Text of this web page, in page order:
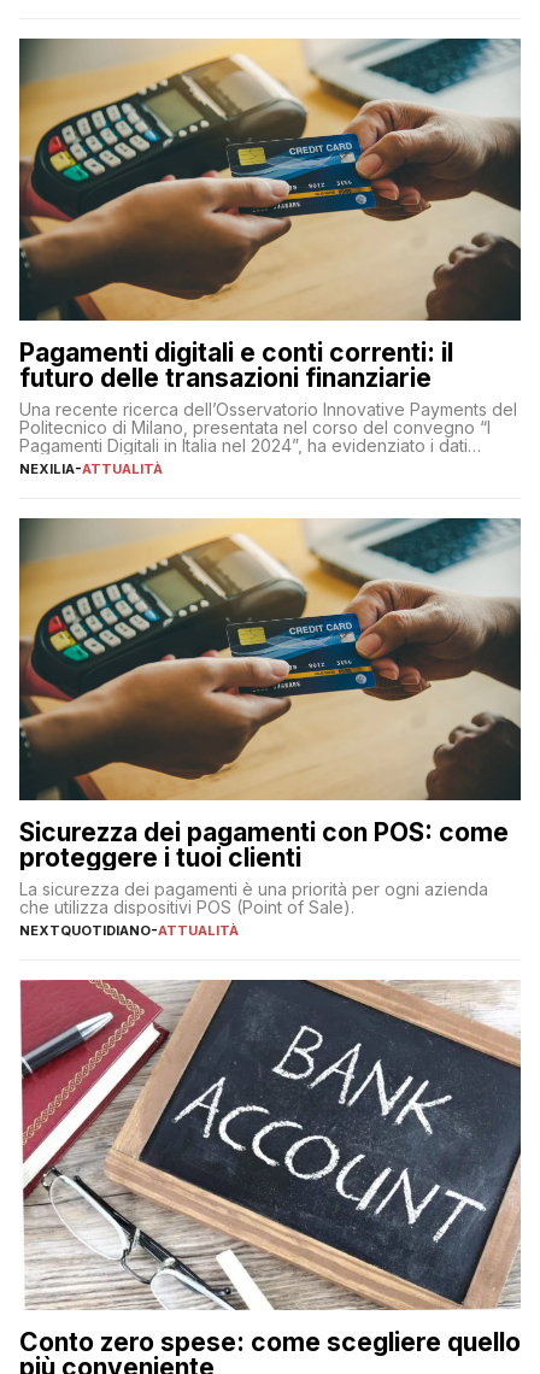
Pagamenti digitali e conti correnti: il
futuro delle transazioni finanziarie
Una recente ricerca dell’Osservatorio Innovative Payments del
Politecnico di Milano, presentata nel corso del convegno “I
Pagamenti Digitali in Italia nel 2024”, ha evidenziato i dati
definitivi del primo semestre 2024 relativamente alle
NEXILIA-ATTUALITÀ
Sicurezza dei pagamenti con POS: come
proteggere i tuoi clienti
La sicurezza dei pagamenti è una priorità per ogni azienda
che utilizza dispositivi POS (Point of Sale).
NEXTQUOTIDIANO-ATTUALITÀ
Conto zero spese: come scegliere quello
più conveniente